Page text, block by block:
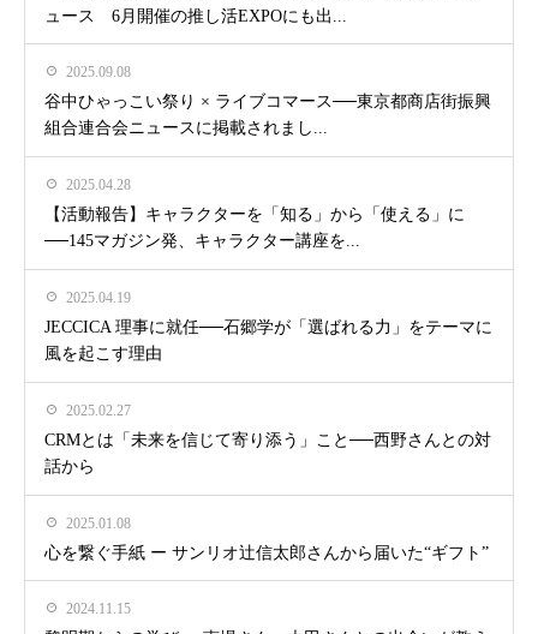
ュース 6月開催の推し活EXPOにも出...
2025.09.08
谷中ひゃっこい祭り × ライブコマース──東京都商店街振興
組合連合会ニュースに掲載されまし...
2025.04.28
【活動報告】キャラクターを「知る」から「使える」に
──145マガジン発、キャラクター講座を...
2025.04.19
JECCICA 理事に就任──石郷学が「選ばれる力」をテーマに
風を起こす理由
2025.02.27
CRMとは「未来を信じて寄り添う」こと──西野さんとの対
話から
2025.01.08
心を繋ぐ手紙 ー サンリオ辻信太郎さんから届いた“ギフト”
2024.11.15